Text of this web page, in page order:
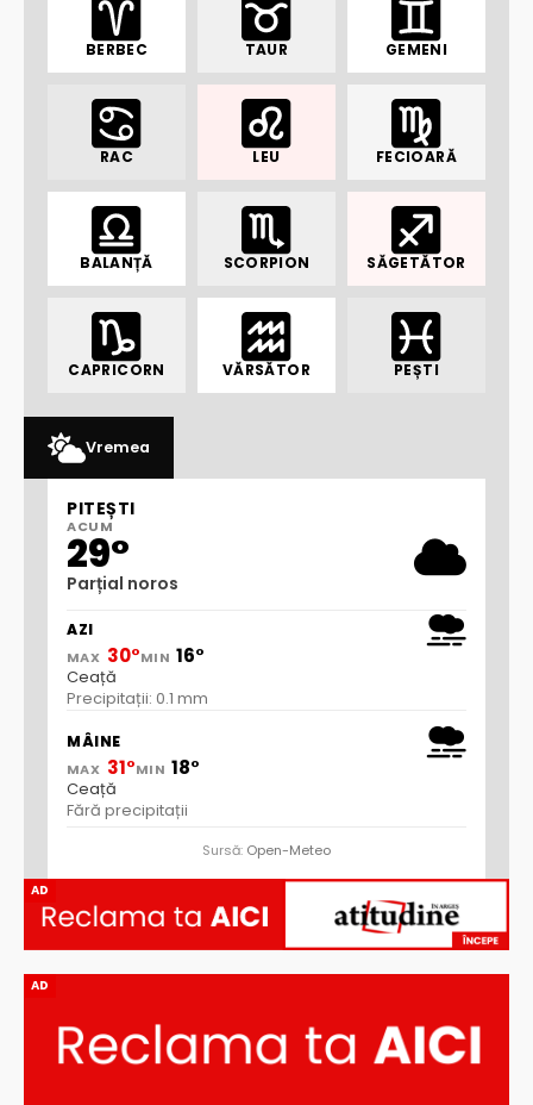
AD
AD
BERBEC TAUR GEMENI
RAC LEU FECIOARĂ
BALANȚĂ SCORPION SĂGETĂTOR
CAPRICORN VĂRSĂTOR PEȘTI
Vremea
PITEȘTI
ACUM
29°
Parțial noros
AZI
MAX 30°MIN 16°
Ceață
Precipitații: 0.1 mm
MÂINE
MAX 31°MIN 18°
Ceață
Fără precipitații
Sursă: Open-Meteo